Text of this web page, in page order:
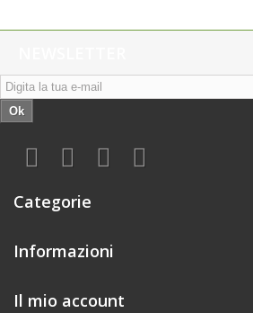
Ok
Categorie
Informazioni
Il mio account